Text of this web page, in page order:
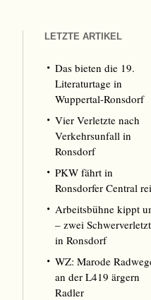
LETZTE ARTIKEL
Das bieten die 19.
Literaturtage in
Wuppertal-Ronsdorf
Vier Verletzte nach
Verkehrsunfall in
Ronsdorf
PKW fährt in
Ronsdorfer Central
Arbeitsbühne kippt
– zwei
in Ronsdorf
WZ: Marode
an der L419 ärgern
Radler